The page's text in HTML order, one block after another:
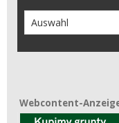
Webcontent-
Webcontent-